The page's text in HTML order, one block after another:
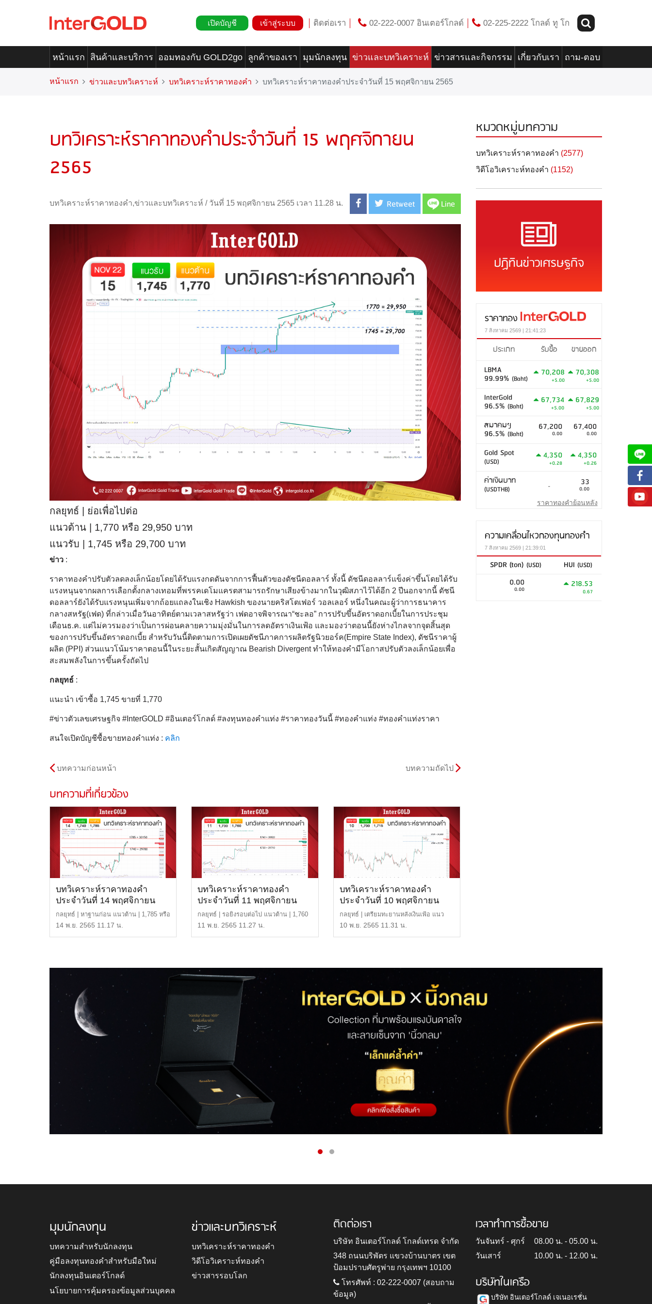
เปิดบัญชี เข้าสู่ระบบ ติดต่อเรา 02-222-0007 อินเตอร์โกลด์ 02-225-2222 โกลด์ ทู โก
หน้าแรก สินค้าและบริการ ออมทองกับ GOLD2go ลูกค้าของเรา มุมนักลงทุน ข่าวและบทวิเคราะห์ ข่าวสารและกิจกรรม เกี่ยวกับเรา ถาม-ตอบ
หน้าแรก ข่าวและบทวิเคราะห์ บทวิเคราะห์ราคาทองคำ บทวิเคราะห์ราคาทองคำประจำวันที่ 15 พฤศจิกายน 2565
บทวิเคราะห์ราคาทองคำประจำวันที่ 15 พฤศจิกายน
2565
บทวิเคราะห์ราคาทองคำ,ข่าวและบทวิเคราะห์ / วันที่ 15 พฤศจิกายน 2565 เวลา 11.28 น. Retweet Line
กลยุทธ์ | ย่อเพื่อไปต่อ
แนวต้าน | 1,770 หรือ 29,950 บาท
แนวรับ | 1,745 หรือ 29,700 บาท
ข่าว :
ราคาทองคำปรับตัวลดลงเล็กน้อยโดยได้รับแรงกดดันจากการฟื้นตัวของดัชนีดอลลาร์ ทั้งนี้ ดัชนีดอลลาร์แข็งค่าขึ้นโดยได้รับ
แรงหนุนจากผลการเลือกตั้งกลางเทอมที่พรรคเดโมแครตสามารถรักษาเสียงข้างมากในวุฒิสภาไว้ได้อีก 2 ปีนอกจากนี้ ดัชนี
ดอลลาร์ยังได้รับแรงหนุนเพิ่มจากถ้อยแถลงในเชิง Hawkish ของนายคริสโตเฟอร์ วอลเลอร์ หนึ่งในคณะผู้ว่าการธนาคาร
กลางสหรัฐ(เฟด) ที่กล่าวเมื่อวันอาทิตย์ตามเวลาสหรัฐว่า เฟดอาจพิจารณา“ชะลอ” การปรับขึ้นอัตราดอกเบี้ยในการประชุม
เดือนธ.ค. แต่ไม่ควรมองว่าเป็นการผ่อนคลายความมุ่งมั่นในการลดอัตราเงินเฟ้อ และมองว่าตอนนี้ยังห่างไกลจากจุดสิ้นสุด
ของการปรับขึ้นอัตราดอกเบี้ย สำหรับวันนี้ติดตามการเปิดเผยดัชนีภาคการผลิตรัฐนิวยอร์ค(Empire State Index), ดัชนีราคาผู้
ผลิต (PPI) ส่วนแนวโน้มราคาตอนนี้ในระยะสั้นเกิดสัญญาณ Bearish Divergent ทำให้ทองคำมีโอกาสปรับตัวลงเล็กน้อยเพื่อ
สะสมพลังในการขึ้นครั้งถัดไป
กลยุทธ์ :
แนะนำ เข้าซื้อ 1,745 ขายที่ 1,770
#ข่าวตัวเลขเศรษฐกิจ #InterGOLD #อินเตอร์โกลด์ #ลงทุนทองคำแท่ง #ราคาทองวันนี้ #ทองคำแท่ง #ทองคำแท่งราคา
สนใจเปิดบัญชีซื้อขายทองคำแท่ง : คลิก
บทความก่อนหน้า บทความถัดไป
บทความที่เกี่ยวข้อง
บทวิเคราะห์ราคาทองคำ
ประจำวันที่ 14 พฤศจิกายน
2565
กลยุทธ์ | หาฐานก่อน แนวต้าน | 1,785 หรือ
30,150 บาท แนว […]
14 พ.ย. 2565 11.17 น.
บทวิเคราะห์ราคาทองคำ
ประจำวันที่ 11 พฤศจิกายน
2565
กลยุทธ์ | รอยิงรอบต่อไป แนวต้าน | 1,760
หรือ 30,020 บาท […]
11 พ.ย. 2565 11.27 น.
บทวิเคราะห์ราคาทองคำ
ประจำวันที่ 10 พฤศจิกายน
2565
กลยุทธ์ | เตรียมทะยานหลังเงินเฟ้อ แนว
ต้าน | 1,715 หรือ […]
10 พ.ย. 2565 11.31 น.
หมวดหมู่บทความ
บทวิเคราะห์ราคาทองคำ (2577)
วิดีโอวิเคราะห์ทองคำ (1152)
ปฏิทินข่าวเศรษฐกิจ
ราคาทอง
7 สิงหาคม 2569 | 21:41:23
ประเภท รับซื้อ
ขายออก
LBMA
99.99% (Baht)
70,208
+5.00
70,308
+5.00
InterGold
96.5% (Baht)
67,734
+5.00
67,829
+5.00
สมาคมฯ
96.5% (Baht)
67,200
0.00
67,400
0.00
Gold Spot
(USD)
4,350
+0.28
4,350
+0.26
ค่าเงินบาท
(USDTHB) - 33
0.00
ราคาทองคำย้อนหลัง
ความเคลื่อนไหวกองทุนทองคำ
7 สิงหาคม 2569 | 21:39:01
SPDR (ton) (USD) HUI (USD)
0.00
0.00 218.53
0.67
มุมนักลงทุน
บทความสำหรับนักลงทุน
คู่มือลงทุนทองคำสำหรับมือใหม่
นักลงทุนอินเตอร์โกลด์
นโยบายการคุ้มครองข้อมูลส่วนบุคคล
ข่าวและบทวิเคราะห์
บทวิเคราะห์ราคาทองคำ
วิดีโอวิเคราะห์ทองคำ
ข่าวสารรอบโลก
ติดต่อเรา
บริษัท อินเตอร์โกลด์ โกลด์เทรด จำกัด
348 ถนนบริพัตร แขวงบ้านบาตร เขต
ป้อมปราบศัตรูพ่าย กรุงเทพฯ 10100
โทรศัพท์ : 02-222-0007 (สอบถาม
ข้อมูล)
เวลาทำการซื้อขาย
วันจันทร์ - ศุกร์
08.00 น. - 05.00 น.
วันเสาร์
10.00 น. - 12.00 น.
บริษัทในเครือ
บริษัท อินเตอร์โกลด์ เจเนอเรชั่น